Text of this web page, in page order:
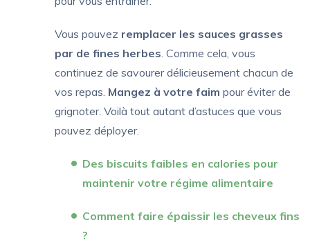
Vous pouvez remplacer les sauces grasses
par de fines herbes. Comme cela, vous
continuez de savourer délicieusement chacun de
vos repas. Mangez à votre faim pour éviter de
grignoter. Voilà tout autant d’astuces que vous
pouvez déployer.
Des biscuits faibles en calories pour
maintenir votre régime alimentaire
Comment faire épaissir les cheveux fins
?